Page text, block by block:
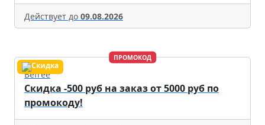
Действует до 09.08.2026
ПРОМОКОД
Befree
Скидка -500 руб на заказ от 5000 руб по
промокоду!